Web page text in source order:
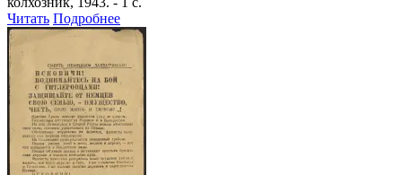
Читать Подробнее